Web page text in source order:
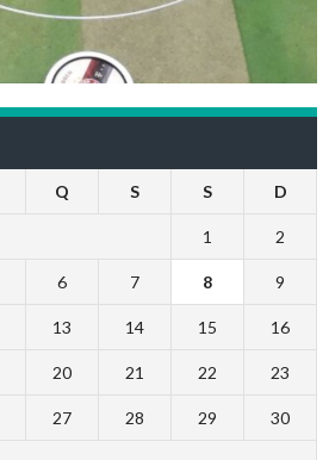
Q S S D
1 2
6 7 8 9
13 14 15 16
20 21 22 23
27 28 29 30